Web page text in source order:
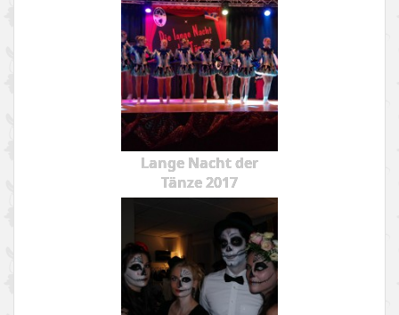
Lange Nacht der
Tänze 2017